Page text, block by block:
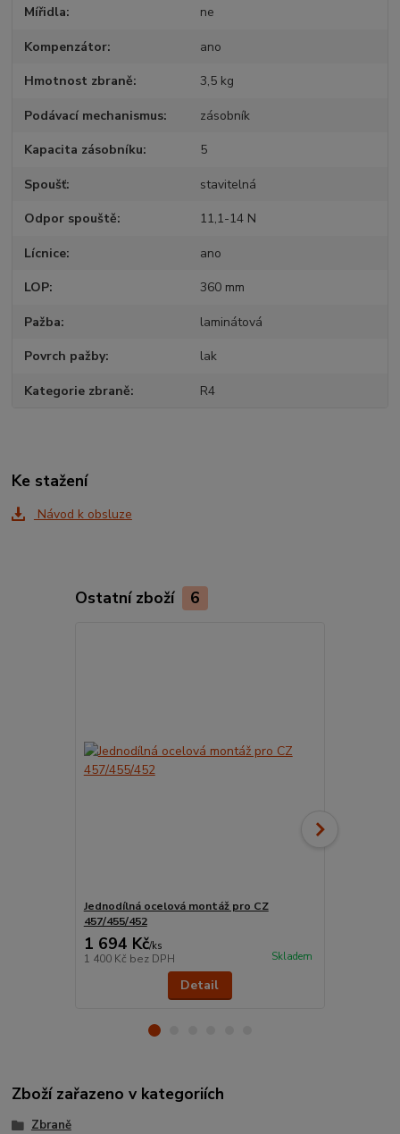
Mířidla ne
Kompenzátor ano
Hmotnost zbraně 3,5 kg
Podávací mechanismus zásobník
Kapacita zásobníku 5
Spoušť stavitelná
Odpor spouště 11,1-14 N
Lícnice ano
LOP 360 mm
Pažba laminátová
Povrch pažby lak
Kategorie zbraně R4
Ke stažení
Návod k obsluze
Ostatní zboží 6
Jednodílná ocelová montáž pro CZ
457/455/452
1 694 Kč/ks
1 400 Kč bez DPH Skladem
Detail
Zboží zařazeno v kategoriích
Zbraně